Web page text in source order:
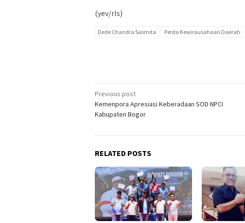
(yev/rls)
Dede Chandra Sasmita Perda Kewirausahaan Daerah
Post
navigation
Previous post
Kemenpora Apresiasi Keberadaan SOD NPCI
Kabupaten Bogor
RELATED POSTS